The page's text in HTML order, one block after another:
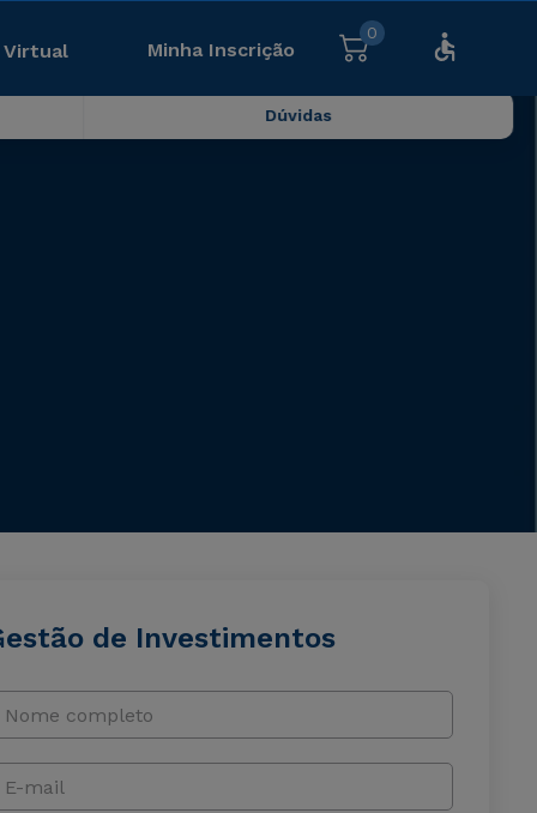
Virtual Minha Inscrição
0
Dúvidas
de Investimentos
Nome completo
E-mail